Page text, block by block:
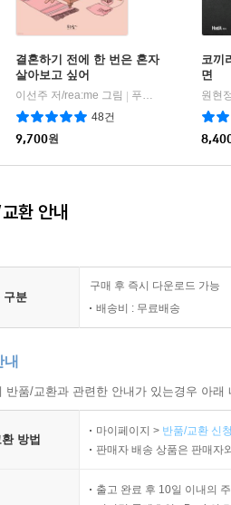
결혼하기 전에 한 번은 혼자
살아보고 싶어
이선주 저/rea:me 그림
푸른향기
48건
9,700원
코끼
면
원현
환 안내
구분
구매 후 즉시 다운로드 가능
배송비 : 무료배송
품/교환과 관련한 안내가 있는경우 아
방법
마이페이지 > 반품/교환 신
판매자 배송 상품은 판매자
출고 완료 후 10일 이내의